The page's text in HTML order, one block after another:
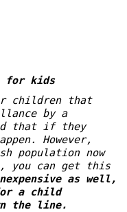
for kids
children that
by a
that if they
However,
population now
you can get this
as well,
a child
the line.